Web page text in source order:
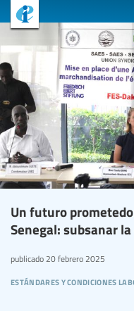
Un futuro
Senegal: subsanar
estándares y condiciones
publicado 20 febrero 2025